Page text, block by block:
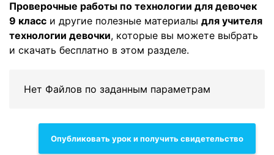
Проверочные работы по технологии для девочек
9 класс и другие полезные материалы для учителя
технологии девочки, которые вы можете выбрать
и скачать бесплатно в этом разделе.
Нет Файлов по заданным параметрам
Опубликовать урок и получить свидетельство